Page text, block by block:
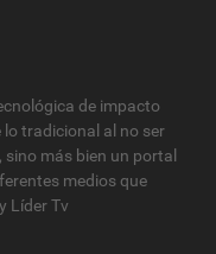
de impacto
lo tradicional al no ser
más bien un portal
medios que
Líder Tv